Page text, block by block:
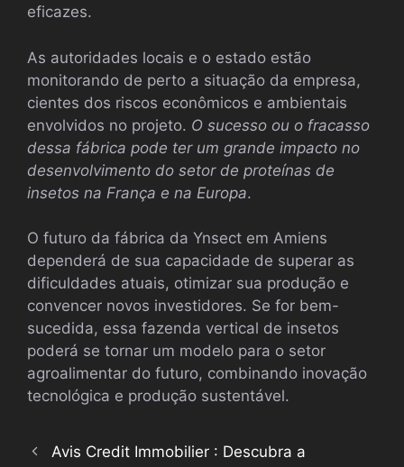
eficazes.
As autoridades locais e o estado estão
monitorando de perto a situação da empresa,
cientes dos riscos econômicos e ambientais
envolvidos no projeto. O sucesso ou o fracasso
dessa fábrica pode ter um grande impacto no
desenvolvimento do setor de proteínas de
insetos na França e na Europa.
O futuro da fábrica da Ynsect em Amiens
dependerá de sua capacidade de superar as
dificuldades atuais, otimizar sua produção e
convencer novos investidores. Se for bem-
sucedida, essa fazenda vertical de insetos
poderá se tornar um modelo para o setor
agroalimentar do futuro, combinando inovação
tecnológica e produção sustentável.
Avis Credit Immobilier : Descubra a